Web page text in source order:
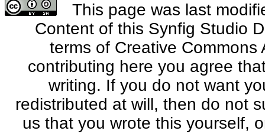
This page was last
Content of this Synfig Studio
terms of Creative
contributing here you agree
writing. If you do not want
redistributed at will, then do not
us that you wrote this yourself,